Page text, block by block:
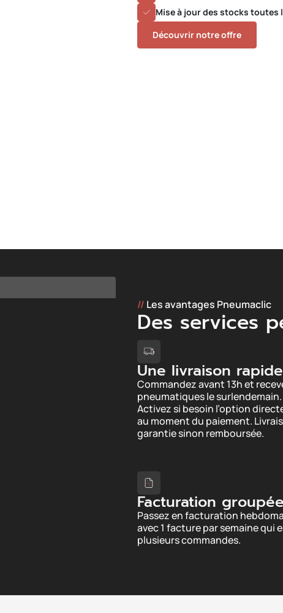
Mise à jour des stocks toutes
Découvrir notre offre
// Les avantages Pneumaclic
Des services
Une livraison rapide
Commandez avant 13h et
pneumatiques le surlendemain.
Activez si besoin l’option
au moment du paiement.
garantie sinon remboursée.
Facturation groupée
Passez en facturation
avec 1 facture par semaine qui
plusieurs commandes.